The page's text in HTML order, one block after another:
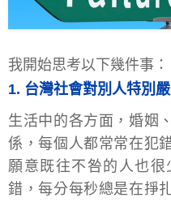
我開始思考以下幾件事：
1. 台灣社會對別人特別
生活中的各方面，婚姻
係，每個人都常常在犯
願意既往不咎的人也
錯，每分每秒總是在掙